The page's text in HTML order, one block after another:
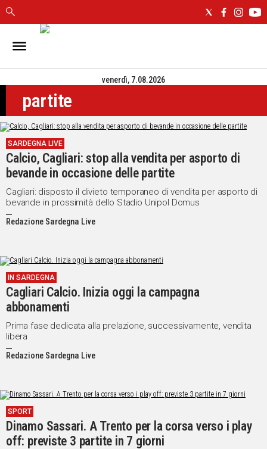
IN
CAGLIARI
SASSARI
NUORO
ORISTANO
SULCIS
GALLURA
OGLIASTRA
MEDIO
CAMPIDANO
POLITICA
IN
ITALIA
NEL
MONDO
SPORT
EVENTI
VIDEO
Vai
venerdì, 7.08.2026
partite
SARDEGNA LIVE
Calcio, Cagliari: stop alla vendita per asporto di
bevande in occasione delle partite
Cagliari: disposto il divieto temporaneo di vendita per asporto di
bevande in prossimità dello Stadio Unipol Domus
Redazione Sardegna Live
IN SARDEGNA
Cagliari Calcio. Inizia oggi la campagna
abbonamenti
Prima fase dedicata alla prelazione, successivamente, vendita
libera
Redazione Sardegna Live
SPORT
Dinamo Sassari. A Trento per la corsa verso i play
off: previste 3 partite in 7 giorni